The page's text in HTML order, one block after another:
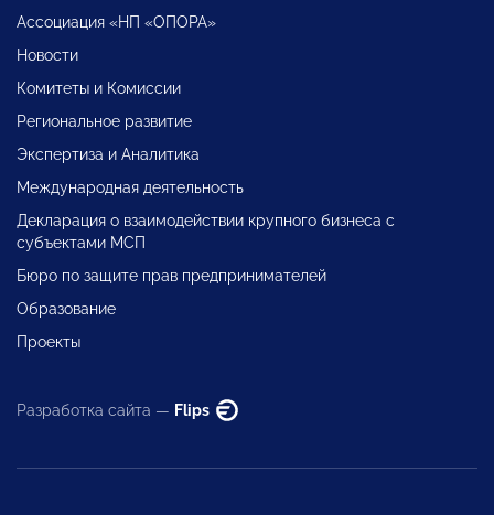
Ассоциация «НП «ОПОРА»
Новости
Комитеты и Комиссии
Региональное развитие
Экспертиза и Аналитика
Международная деятельность
Декларация о взаимодействии крупного бизнеса с
субъектами МСП
Бюро по защите прав предпринимателей
Образование
Проекты
Разработка сайта — Flips